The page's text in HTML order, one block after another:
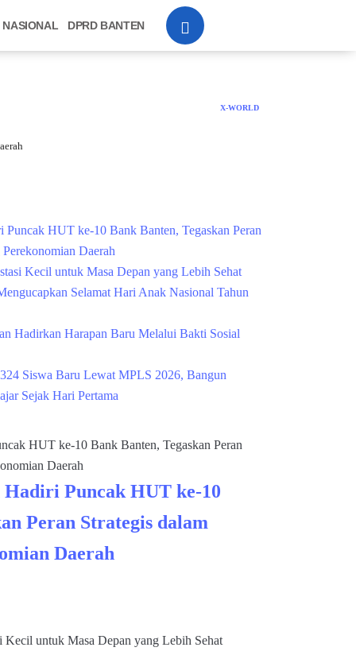
NASIONAL DPRD BANTEN
X-WORLD
HUT ke-10 Bank Banten, Tegaskan Peran
Daerah
Kecil untuk Masa Depan yang Lebih Sehat
Selamat Hari Anak Nasional Tahun
Hadirkan Harapan Baru Melalui Bakti Sosial
Siswa Baru Lewat MPLS 2026, Bangun
Sejak Hari Pertama
Puncak HUT ke-10
Peran Strategis dalam
Daerah